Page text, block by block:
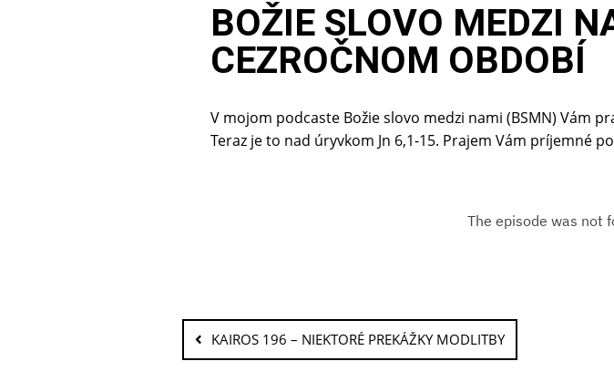
BOŽIE SLOVO MEDZI
CEZROČNOM OBDOBÍ
V mojom podcaste Božie slovo medzi nami (BSMN) Vám
Teraz je to nad úryvkom Jn 6,1-15. Prajem Vám príjemné
KAIROS 196 – NIEKTORÉ PREKÁŽKY MODLITBY